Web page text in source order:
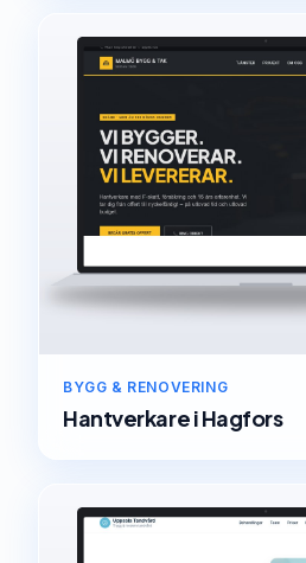
BYGG & RENOVERING
HantverkareiHagfors